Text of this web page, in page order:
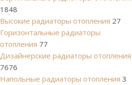
1848
Высокие радиаторы отопления 27
Горизонтальные радиаторы
отопления 77
Дизайнерские радиаторы отопления
7676
Напольные радиаторы отопления 3